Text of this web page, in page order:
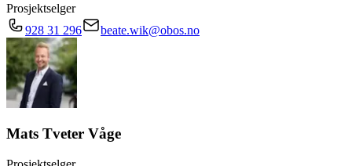
Prosjektselger
928 31 296
beate.wik@obos.no
Mats Tveter Våge